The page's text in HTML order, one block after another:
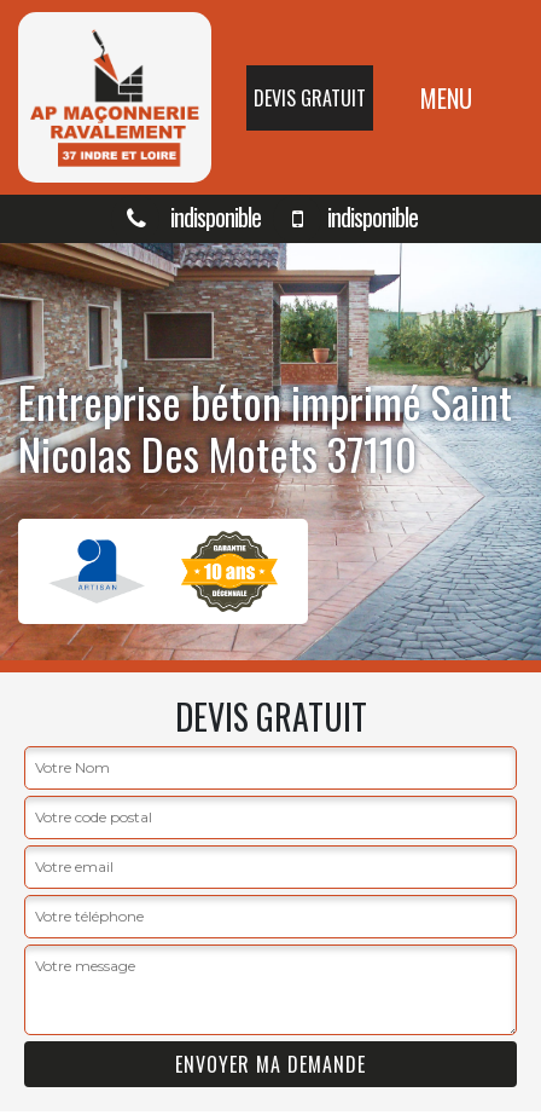
DEVIS GRATUIT MENU
indisponible indisponible
Entreprise béton imprimé Saint
Nicolas Des Motets 37110
DEVIS GRATUIT